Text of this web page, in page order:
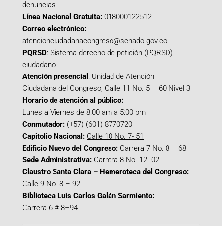
denuncias
Línea Nacional Gratuita: 018000122512
Correo electrónico:
atencionciudadanacongreso@senado.gov.co
PQRSD: Sistema derecho de petición (PQRSD)
ciudadano
Atención presencial : Unidad de Atención
Ciudadana del Congreso, Calle 11 No. 5 – 60 Nivel 3
Horario de atención al público:
Lunes a Viernes de 8:00 am a 5:00 pm
Conmutador: (+57) (601) 8770720
Capitolio Nacional: Calle 10 No. 7- 51
Edificio Nuevo del Congreso: Carrera 7 No. 8 – 68
Sede Administrativa: Carrera 8 No. 12- 02
Claustro Santa Clara – Hemeroteca del Congreso:
Calle 9 No. 8 – 92
Biblioteca Luis Carlos Galán Sarmiento:
Carrera 6 # 8–94